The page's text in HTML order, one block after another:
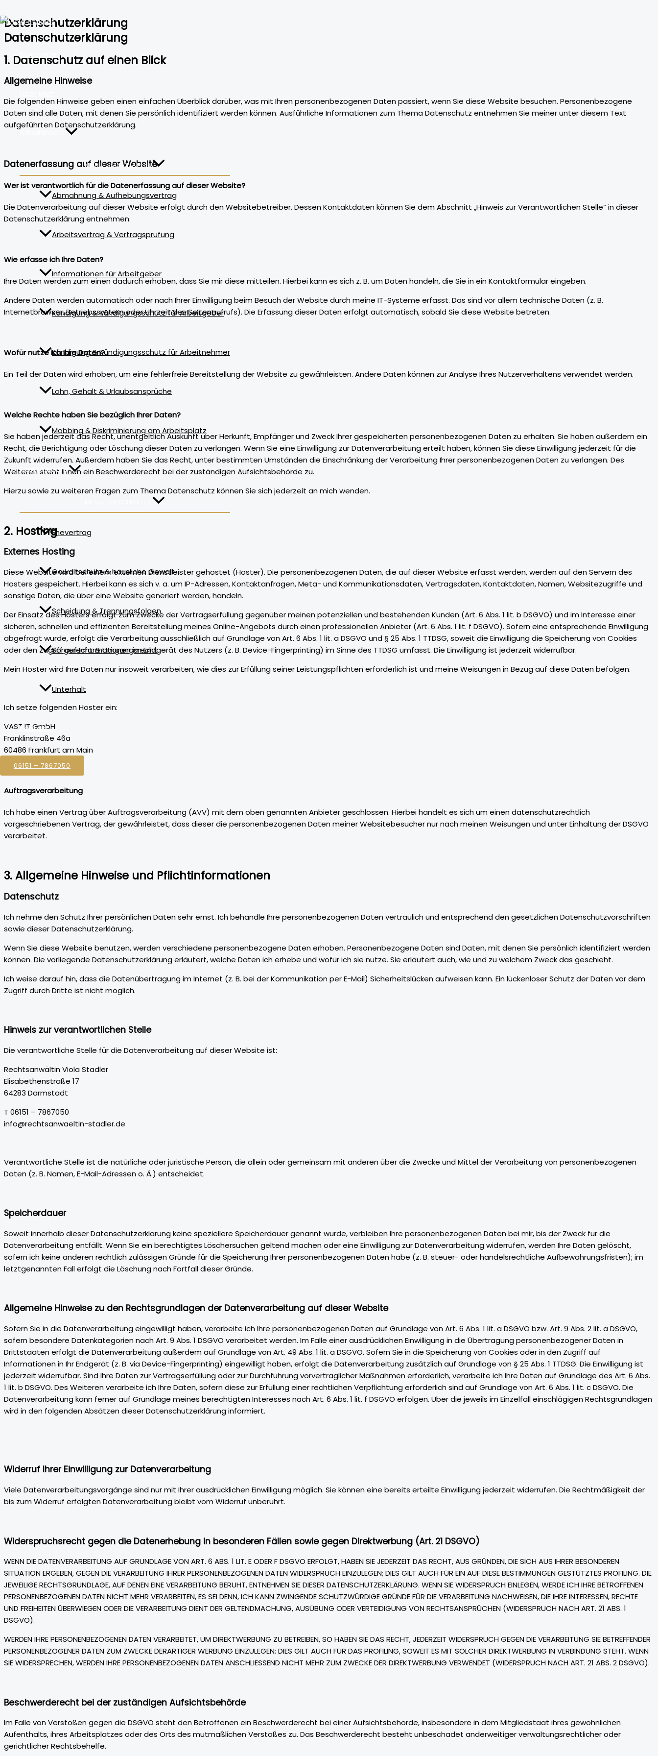
Startseite
Arbeitsrecht
MENÜ UMSCHALTEN
Abmahnung & Aufhebungsvertrag
Arbeitsvertrag & Vertragsprüfung
Informationen für Arbeitgeber
Kündigung & Kündigungsschutz für Arbeitgeber
Kündigung & Kündigungsschutz für Arbeitnehmer
Lohn, Gehalt & Urlaubsansprüche
Mobbing & Diskriminierung am Arbeitsplatz
Familienrecht
Ehevertrag
Gewaltschutz & häusliche Gewalt
Scheidung & Trennungsfolgen
Sorgerecht & Umgangsrecht
Unterhalt
Kontakt
06151 – 7867050
Datenschutzerklärung
Datenschutzerklärung
1. Datenschutz auf einen Blick
Allgemeine Hinweise
Die folgenden Hinweise geben einen einfachen Überblick darüber, was mit Ihren personenbezogenen Daten passiert, wenn Sie diese Website besuchen. Personenbezogene
Daten sind alle Daten, mit denen Sie persönlich identifiziert werden können. Ausführliche Informationen zum Thema Datenschutz entnehmen Sie meiner unter diesem Text
aufgeführten Datenschutzerklärung.
Datenerfassung auf dieser Website
Wer ist verantwortlich für die Datenerfassung auf dieser Website?
Die Datenverarbeitung auf dieser Website erfolgt durch den Websitebetreiber. Dessen Kontaktdaten können Sie dem Abschnitt „Hinweis zur Verantwortlichen Stelle“ in dieser
Datenschutzerklärung entnehmen.
Wie erfasse ich Ihre Daten?
Ihre Daten werden zum einen dadurch erhoben, dass Sie mir diese mitteilen. Hierbei kann es sich z. B. um Daten handeln, die Sie in ein Kontaktformular eingeben.
Andere Daten werden automatisch oder nach Ihrer Einwilligung beim Besuch der Website durch meine IT-Systeme erfasst. Das sind vor allem technische Daten (z. B.
Internetbrowser, Betriebssystem oder Uhrzeit des Seitenaufrufs). Die Erfassung dieser Daten erfolgt automatisch, sobald Sie diese Website betreten.
Wofür nutze ich Ihre Daten?
Ein Teil der Daten wird erhoben, um eine fehlerfreie Bereitstellung der Website zu gewährleisten. Andere Daten können zur Analyse Ihres Nutzerverhaltens verwendet werden.
Welche Rechte haben Sie bezüglich Ihrer Daten?
Sie haben jederzeit das Recht, unentgeltlich Auskunft über Herkunft, Empfänger und Zweck Ihrer gespeicherten personenbezogenen Daten zu erhalten. Sie haben außerdem ein
Recht, die Berichtigung oder Löschung dieser Daten zu verlangen. Wenn Sie eine Einwilligung zur Datenverarbeitung erteilt haben, können Sie diese Einwilligung jederzeit für die
Zukunft widerrufen. Außerdem haben Sie das Recht, unter bestimmten Umständen die Einschränkung der Verarbeitung Ihrer personenbezogenen Daten zu verlangen. Des
Weiteren steht Ihnen ein Beschwerderecht bei der zuständigen Aufsichtsbehörde zu.
Hierzu sowie zu weiteren Fragen zum Thema Datenschutz können Sie sich jederzeit an mich wenden.
2. Hosting
Externes Hosting
Diese Website wird bei einem externen Dienstleister gehostet (Hoster). Die personenbezogenen Daten, die auf dieser Website erfasst werden, werden auf den Servern des
Hosters gespeichert. Hierbei kann es sich v. a. um IP-Adressen, Kontaktanfragen, Meta- und Kommunikationsdaten, Vertragsdaten, Kontaktdaten, Namen, Websitezugriffe und
sonstige Daten, die über eine Website generiert werden, handeln.
Der Einsatz des Hosters erfolgt zum Zwecke der Vertragserfüllung gegenüber meinen potenziellen und bestehenden Kunden (Art. 6 Abs. 1 lit. b DSGVO) und im Interesse einer
sicheren, schnellen und effizienten Bereitstellung meines Online-Angebots durch einen professionellen Anbieter (Art. 6 Abs. 1 lit. f DSGVO). Sofern eine entsprechende Einwilligung
abgefragt wurde, erfolgt die Verarbeitung ausschließlich auf Grundlage von Art. 6 Abs. 1 lit. a DSGVO und § 25 Abs. 1 TTDSG, soweit die Einwilligung die Speicherung von Cookies
oder den Zugriff auf Informationen im Endgerät des Nutzers (z. B. Device-Fingerprinting) im Sinne des TTDSG umfasst. Die Einwilligung ist jederzeit widerrufbar.
Mein Hoster wird Ihre Daten nur insoweit verarbeiten, wie dies zur Erfüllung seiner Leistungspflichten erforderlich ist und meine Weisungen in Bezug auf diese Daten befolgen.
Ich setze folgenden Hoster ein:
VAST IT GmbH
Franklinstraße 46a
60486 Frankfurt am Main
Auftragsverarbeitung
Ich habe einen Vertrag über Auftragsverarbeitung (AVV) mit dem oben genannten Anbieter geschlossen. Hierbei handelt es sich um einen datenschutzrechtlich
vorgeschriebenen Vertrag, der gewährleistet, dass dieser die personenbezogenen Daten meiner Websitebesucher nur nach meinen Weisungen und unter Einhaltung der DSGVO
verarbeitet.
3. Allgemeine Hinweise und Pflicht­informationen
Datenschutz
Ich nehme den Schutz Ihrer persönlichen Daten sehr ernst. Ich behandle Ihre personenbezogenen Daten vertraulich und entsprechend den gesetzlichen Datenschutzvorschriften
sowie dieser Datenschutzerklärung.
Wenn Sie diese Website benutzen, werden verschiedene personenbezogene Daten erhoben. Personenbezogene Daten sind Daten, mit denen Sie persönlich identifiziert werden
können. Die vorliegende Datenschutzerklärung erläutert, welche Daten ich erhebe und wofür ich sie nutze. Sie erläutert auch, wie und zu welchem Zweck das geschieht.
Ich weise darauf hin, dass die Datenübertragung im Internet (z. B. bei der Kommunikation per E-Mail) Sicherheitslücken aufweisen kann. Ein lückenloser Schutz der Daten vor dem
Zugriff durch Dritte ist nicht möglich.
Hinweis zur verantwortlichen Stelle
Die verantwortliche Stelle für die Datenverarbeitung auf dieser Website ist:
Rechtsanwältin Viola Stadler
Elisabethenstraße 17
64283 Darmstadt
T 06151 – 7867050
info@rechtsanwaeltin-stadler.de
Verantwortliche Stelle ist die natürliche oder juristische Person, die allein oder gemeinsam mit anderen über die Zwecke und Mittel der Verarbeitung von personenbezogenen
Daten (z. B. Namen, E-Mail-Adressen o. Ä.) entscheidet.
Speicherdauer
Soweit innerhalb dieser Datenschutzerklärung keine speziellere Speicherdauer genannt wurde, verbleiben Ihre personenbezogenen Daten bei mir, bis der Zweck für die
Datenverarbeitung entfällt. Wenn Sie ein berechtigtes Löschersuchen geltend machen oder eine Einwilligung zur Datenverarbeitung widerrufen, werden Ihre Daten gelöscht,
sofern ich keine anderen rechtlich zulässigen Gründe für die Speicherung Ihrer personenbezogenen Daten habe (z. B. steuer- oder handelsrechtliche Aufbewahrungsfristen); im
letztgenannten Fall erfolgt die Löschung nach Fortfall dieser Gründe.
Allgemeine Hinweise zu den Rechtsgrundlagen der Datenverarbeitung auf dieser Website
Sofern Sie in die Datenverarbeitung eingewilligt haben, verarbeite ich Ihre personenbezogenen Daten auf Grundlage von Art. 6 Abs. 1 lit. a DSGVO bzw. Art. 9 Abs. 2 lit. a DSGVO,
sofern besondere Datenkategorien nach Art. 9 Abs. 1 DSGVO verarbeitet werden. Im Falle einer ausdrücklichen Einwilligung in die Übertragung personenbezogener Daten in
Drittstaaten erfolgt die Datenverarbeitung außerdem auf Grundlage von Art. 49 Abs. 1 lit. a DSGVO. Sofern Sie in die Speicherung von Cookies oder in den Zugriff auf
Informationen in Ihr Endgerät (z. B. via Device-Fingerprinting) eingewilligt haben, erfolgt die Datenverarbeitung zusätzlich auf Grundlage von § 25 Abs. 1 TTDSG. Die Einwilligung ist
jederzeit widerrufbar. Sind Ihre Daten zur Vertragserfüllung oder zur Durchführung vorvertraglicher Maßnahmen erforderlich, verarbeite ich Ihre Daten auf Grundlage des Art. 6 Abs.
1 lit. b DSGVO. Des Weiteren verarbeite ich Ihre Daten, sofern diese zur Erfüllung einer rechtlichen Verpflichtung erforderlich sind auf Grundlage von Art. 6 Abs. 1 lit. c DSGVO. Die
Datenverarbeitung kann ferner auf Grundlage meines berechtigten Interesses nach Art. 6 Abs. 1 lit. f DSGVO erfolgen. Über die jeweils im Einzelfall einschlägigen Rechtsgrundlagen
wird in den folgenden Absätzen dieser Datenschutzerklärung informiert.
Widerruf Ihrer Einwilligung zur Datenverarbeitung
Viele Datenverarbeitungsvorgänge sind nur mit Ihrer ausdrücklichen Einwilligung möglich. Sie können eine bereits erteilte Einwilligung jederzeit widerrufen. Die Rechtmäßigkeit der
bis zum Widerruf erfolgten Datenverarbeitung bleibt vom Widerruf unberührt.
Widerspruchsrecht gegen die Datenerhebung in besonderen Fällen sowie gegen Direktwerbung (Art. 21 DSGVO)
WENN DIE DATENVERARBEITUNG AUF GRUNDLAGE VON ART. 6 ABS. 1 LIT. E ODER F DSGVO ERFOLGT, HABEN SIE JEDERZEIT DAS RECHT, AUS GRÜNDEN, DIE SICH AUS IHRER BESONDEREN
SITUATION ERGEBEN, GEGEN DIE VERARBEITUNG IHRER PERSONENBEZOGENEN DATEN WIDERSPRUCH EINZULEGEN; DIES GILT AUCH FÜR EIN AUF DIESE BESTIMMUNGEN GESTÜTZTES PROFILING. DIE
JEWEILIGE RECHTSGRUNDLAGE, AUF DENEN EINE VERARBEITUNG BERUHT, ENTNEHMEN SIE DIESER DATENSCHUTZERKLÄRUNG. WENN SIE WIDERSPRUCH EINLEGEN, WERDE ICH IHRE BETROFFENEN
PERSONENBEZOGENEN DATEN NICHT MEHR VERARBEITEN, ES SEI DENN, ICH KANN ZWINGENDE SCHUTZWÜRDIGE GRÜNDE FÜR DIE VERARBEITUNG NACHWEISEN, DIE IHRE INTERESSEN, RECHTE
UND FREIHEITEN ÜBERWIEGEN ODER DIE VERARBEITUNG DIENT DER GELTENDMACHUNG, AUSÜBUNG ODER VERTEIDIGUNG VON RECHTSANSPRÜCHEN (WIDERSPRUCH NACH ART. 21 ABS. 1
DSGVO).
WERDEN IHRE PERSONENBEZOGENEN DATEN VERARBEITET, UM DIREKTWERBUNG ZU BETREIBEN, SO HABEN SIE DAS RECHT, JEDERZEIT WIDERSPRUCH GEGEN DIE VERARBEITUNG SIE BETREFFENDER
PERSONENBEZOGENER DATEN ZUM ZWECKE DERARTIGER WERBUNG EINZULEGEN; DIES GILT AUCH FÜR DAS PROFILING, SOWEIT ES MIT SOLCHER DIREKTWERBUNG IN VERBINDUNG STEHT. WENN
SIE WIDERSPRECHEN, WERDEN IHRE PERSONENBEZOGENEN DATEN ANSCHLIESSEND NICHT MEHR ZUM ZWECKE DER DIREKTWERBUNG VERWENDET (WIDERSPRUCH NACH ART. 21 ABS. 2 DSGVO).
Beschwerde­recht bei der zuständigen Aufsichts­behörde
Im Falle von Verstößen gegen die DSGVO steht den Betroffenen ein Beschwerderecht bei einer Aufsichtsbehörde, insbesondere in dem Mitgliedstaat ihres gewöhnlichen
Aufenthalts, ihres Arbeitsplatzes oder des Orts des mutmaßlichen Verstoßes zu. Das Beschwerderecht besteht unbeschadet anderweitiger verwaltungsrechtlicher oder
gerichtlicher Rechtsbehelfe.